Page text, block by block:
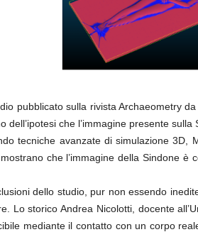
pubblicato sulla rivista Archaeometry
dell’ipotesi che l’immagine presente
tecniche avanzate di simulazione 3D,
che l’immagine della Sindone
dello studio, pur non essendo
Lo storico Andrea Nicolotti, docente
mediante il contatto con un corpo